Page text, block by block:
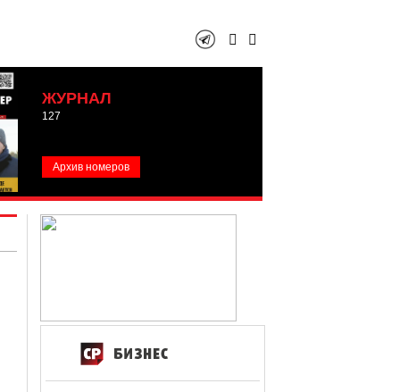
ЖУРНАЛ
127
Архив номеров